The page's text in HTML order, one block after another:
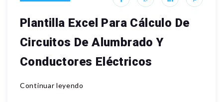
Plantilla Excel Para Cálculo De
Circuitos De Alumbrado Y
Conductores Eléctricos
Continuar leyendo